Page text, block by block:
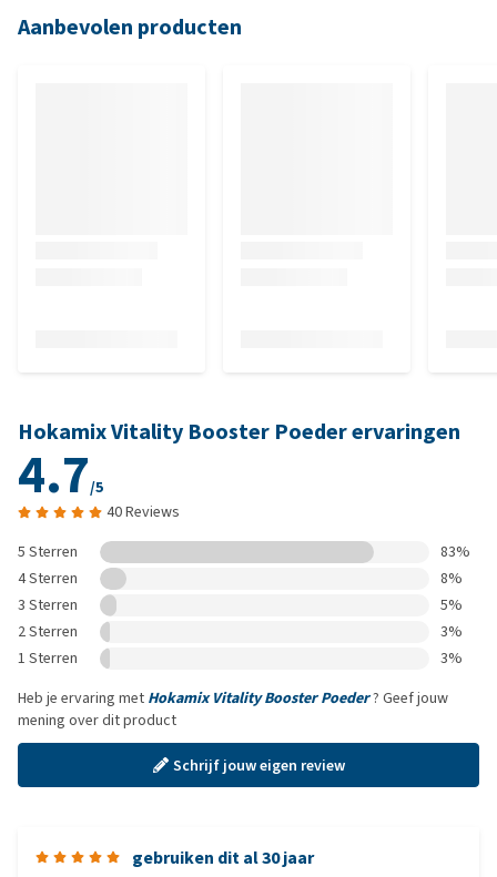
Aanbevolen producten
Hokamix Vitality Booster Poeder ervaringen
4.7/5
40 Reviews
5 Sterren
83%
4 Sterren
8%
3 Sterren
5%
2 Sterren
3%
1 Sterren
3%
Heb je ervaring met Hokamix Vitality Booster Poeder? Geef jouw
mening over dit product
Schrijf jouw eigen review
gebruiken dit al 30 jaar